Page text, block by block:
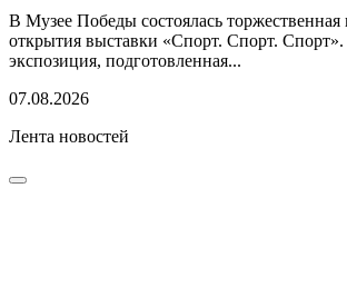
В Музее Победы состоялась торжественная
открытия выставки «Спорт. Спорт.
экспозиция, подготовленная...
07.08.2026
Лента новостей